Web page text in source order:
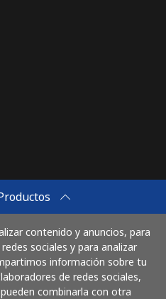
contenido y anuncios, para
sociales y para analizar
información sobre tu
de redes sociales,
combinarla con otra
con